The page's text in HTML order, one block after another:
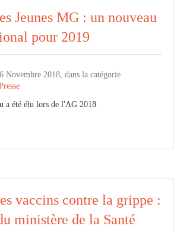
Jeunes MG : un nouveau
pour 2019
Novembre 2018, dans la catégorie
a été élu lors de l'AG 2018
vaccins contre la grippe :
ministère de la Santé